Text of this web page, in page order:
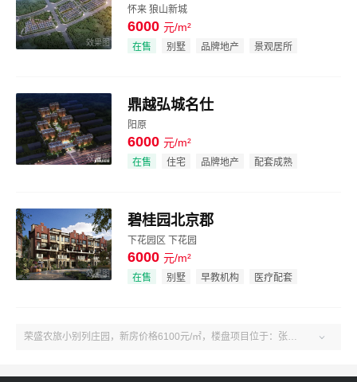
效果图
怀来 狼山新城
6000 元/m²
在售 别墅 品牌地产 景观居所
效果图
鼎越弘城名仕
阳原
6000 元/m²
在售 住宅 品牌地产 配套成熟
效果图
碧桂园北京郡
下花园区 下花园
6000 元/m²
在售 别墅 早教机构 医疗配套
荣盛农旅小别列庄园，新房价格6100元/㎡，楼盘项目位于：张家口-沽源-塞北管理区东大门管理处小别列村。户型2-4室、建面67-163㎡。了解更多楼盘售楼电话、房价、户型、绿化率、周边配套、产权、物业、开发商等荣盛农旅小别列庄园楼盘信息，关注吉屋张家口荣盛农旅小别列庄园！ 